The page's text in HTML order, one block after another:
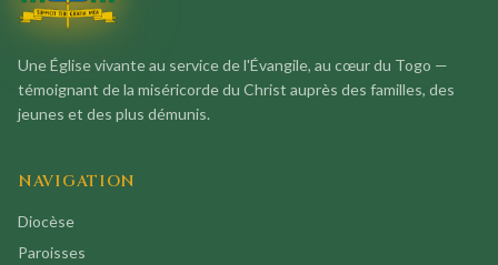
Une Église vivante au service de l'Évangile, au cœur du Togo —
témoignant de la miséricorde du Christ auprès des familles, des
jeunes et des plus démunis.
NAVIGATION
Diocèse
Paroisses